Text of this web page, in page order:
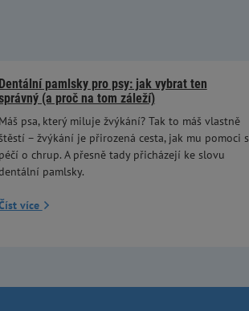
Dentální pamlsky pro psy: jak vybrat ten
(a proč na tom záleží)
Máš psa, který miluje žvýkání? Tak to máš vlastně
– žvýkání je přirozená cesta, jak mu pomoci s
péčí o chrup. A přesně tady přicházejí ke slovu
pamlsky.
více